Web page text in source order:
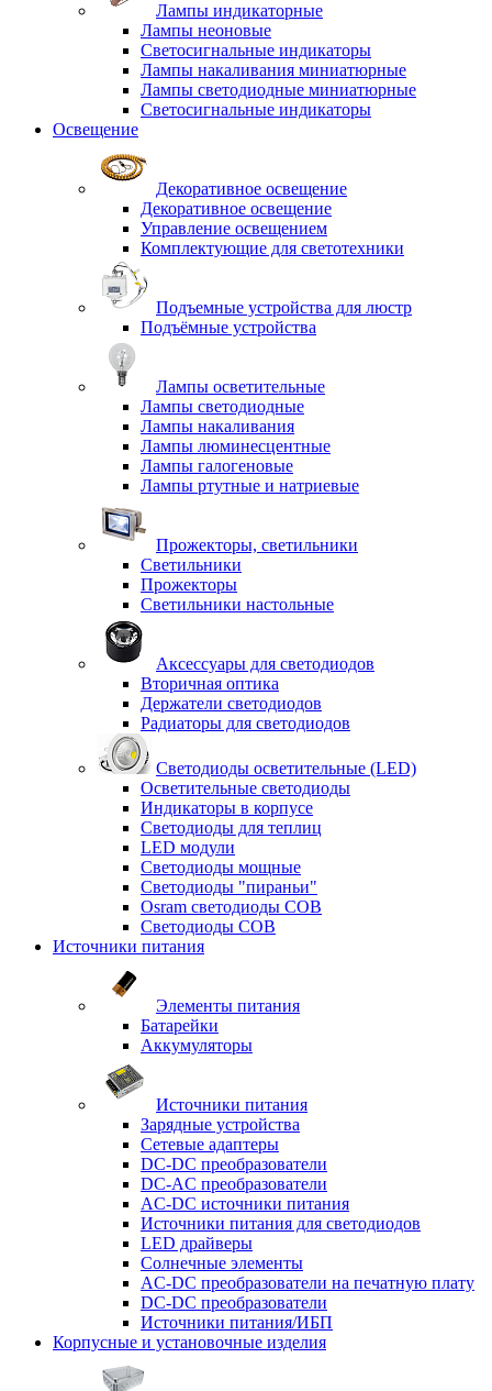
Лампы индикаторные
Лампы неоновые
Светосигнальные индикаторы
Лампы накаливания миниатюрные
Лампы светодиодные миниатюрные
Светосигнальные индикаторы
Освещение
Декоративное освещение
Декоративное освещение
Управление освещением
Комплектующие для светотехники
Подъемные устройства для люстр
Подъёмные устройства
Лампы осветительные
Лампы светодиодные
Лампы накаливания
Лампы люминесцентные
Лампы галогеновые
Лампы ртутные и натриевые
Прожекторы, светильники
Светильники
Прожекторы
Светильники настольные
Аксессуары для светодиодов
Вторичная оптика
Держатели светодиодов
Радиаторы для светодиодов
Светодиоды осветительные (LED)
Осветительные светодиоды
Индикаторы в корпусе
Светодиоды для теплиц
LED модули
Светодиоды мощные
Светодиоды "пираньи"
Osram светодиоды COB
Светодиоды COB
Источники питания
Элементы питания
Батарейки
Аккумуляторы
Источники питания
Зарядные устройства
Сетевые адаптеры
DC-DC преобразователи
DC-AC преобразователи
AC-DC источники питания
Источники питания для светодиодов
LED драйверы
Солнечные элементы
AC-DC преобразователи на печатную плату
DC-DC преобразователи
Источники питания/ИБП
Корпусные и установочные изделия